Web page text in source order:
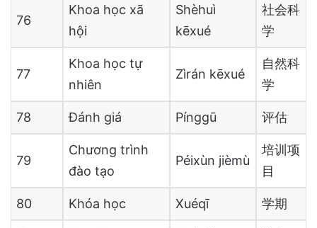
76
Khoa học xã
hội
Shèhuì
kēxué
社会科
学
77
Khoa học tự
nhiên
Zìrán kēxué
自然科
学
78 Đánh giá Pínggū 评估
79
Chương trình
đào tạo
Péixùn jièmù
培训项
目
80 Khóa học Xuéqī 学期